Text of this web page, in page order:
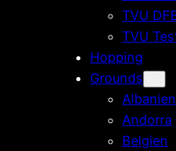
TVU
TVU
Hopping
Grounds
Albanien
Andorra
Belgien